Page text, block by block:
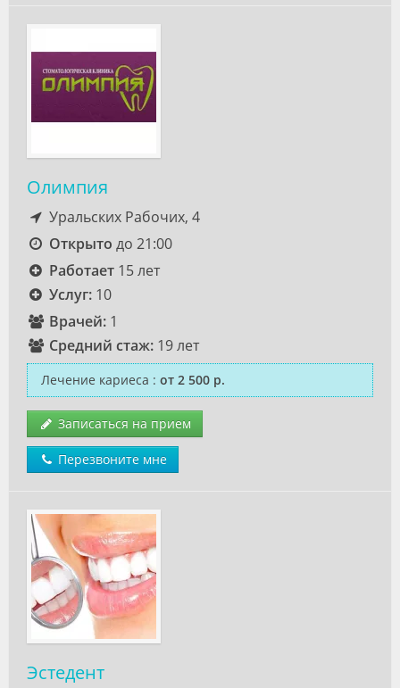
Олимпия
Уральских Рабочих, 4
Открыто до 21:00
Работает15 лет
Услуг:10
Врачей:1
Средний стаж:19 лет
Лечение кариеса : от 2 500 р.
Записаться на прием
Перезвоните мне
Эстедент